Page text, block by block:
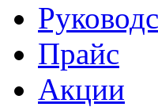
Прайс
Акции